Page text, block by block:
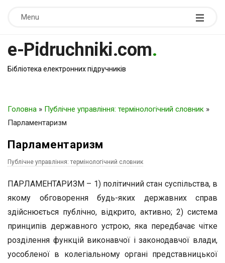
Menu
e-Pidruchniki.com.
Бібліотека електронних підручників
Головна » Публічне управління: термінологічний словник »
Парламентаризм
Парламентаризм
Публічне управління: термінологічний словник
ПАРЛАМЕНТАРИЗМ – 1) політичний стан суспільства, в
якому обговорення будь-яких державних справ
здійснюється публічно, відкрито, активно; 2) система
принципів державного устрою, яка передбачає чітке
розділення функцій виконавчої і законодавчої влади,
уособленої в колегіальному органі представницької